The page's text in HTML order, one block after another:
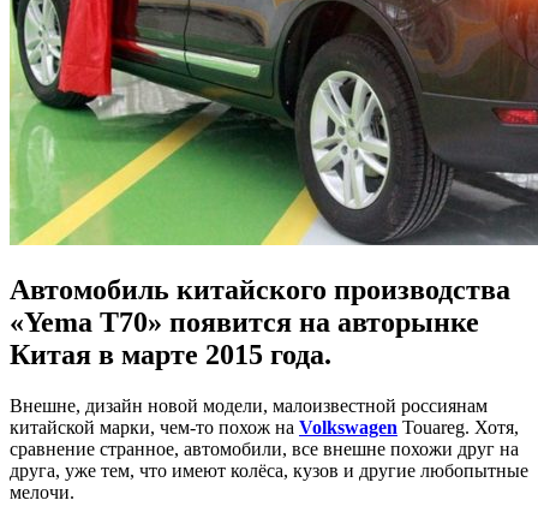
Автомобиль китайского производства
«Yema T70» появится на авторынке
Китая в марте 2015 года.
Внешне, дизайн новой модели, малоизвестной россиянам
китайской марки, чем-то похож на Volkswagen Touareg. Хотя,
сравнение странное, автомобили, все внешне похожи друг на
друга, уже тем, что имеют колёса, кузов и другие любопытные
мелочи.